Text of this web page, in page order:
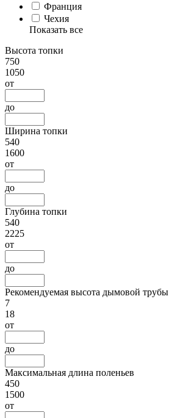
Франция
Чехия
Показать все
Высота топки
750
1050
от
до
Ширина топки
540
1600
от
до
Глубина топки
540
2225
от
до
Рекомендуемая высота дымовой трубы
7
18
от
до
Максимальная длина поленьев
450
1500
от